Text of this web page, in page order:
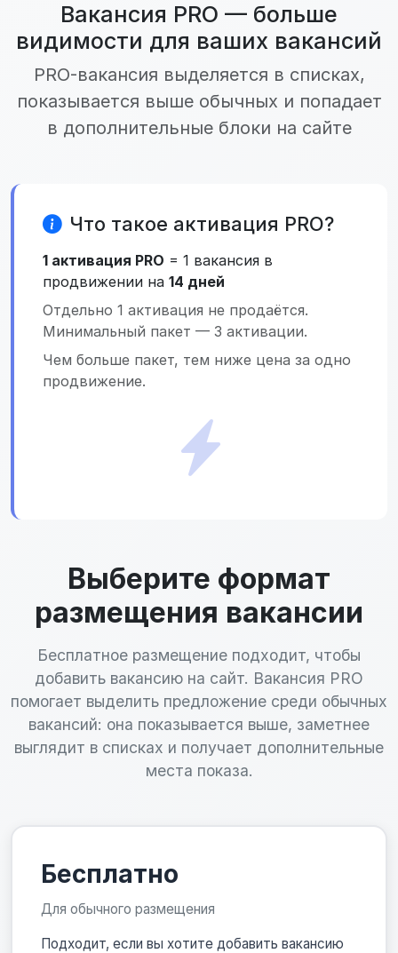
Вакансия PRO — больше
видимости для ваших вакансий
PRO-вакансия выделяется в списках,
показывается выше обычных и попадает
в дополнительные блоки на сайте
Что такое активация PRO?
1 активация PRO = 1 вакансия в
продвижении на 14 дней
Отдельно 1 активация не продаётся.
Минимальный пакет — 3 активации.
Чем больше пакет, тем ниже цена за одно
продвижение.
Выберите формат
размещения вакансии
Бесплатное размещение подходит, чтобы
добавить вакансию на сайт. Вакансия PRO
помогает выделить предложение среди обычных
вакансий: она показывается выше, заметнее
выглядит в списках и получает дополнительные
места показа.
Бесплатно
Для обычного размещения
Подходит, если вы хотите добавить вакансию